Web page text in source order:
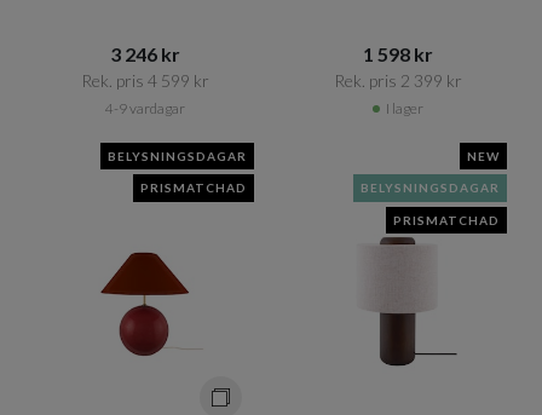
3 246 kr​​
Rek. pris 4 599 kr​​
4-9 vardagar
1 598 kr​​
Rek. pris 2 399 kr​​
I lager
BELYSNINGSDAGAR
PRISMATCHAD
NEW
BELYSNINGSDAGAR
PRISMATCHAD